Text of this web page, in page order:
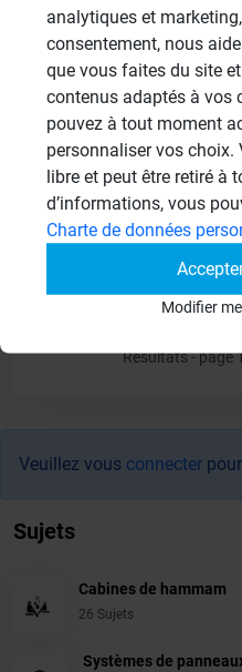
Francis Dumas,
MA
Manu75
19/08/2014
ok merci
Résultats - page
Veuillez vous connecter
Sujets
Cabines de hammam
26 Sujets
Systèmes de
analytiques et
consentement, nous
que vous faites du site
contenus adaptés à vos
pouvez à tout moment
personnaliser vos choix.
libre et peut être retiré à
d’informations, vous
Charte de données
Modifier